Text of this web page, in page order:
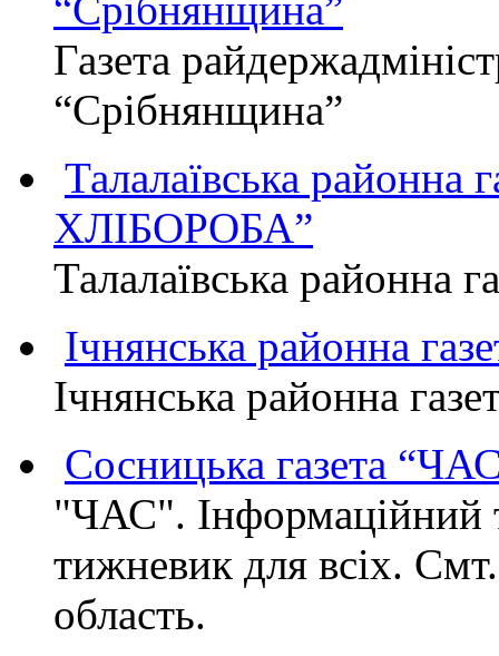
Газета
“Срібнянщина”
Талалаївська
ХЛІБОРОБА”
Талалаївська
Ічнянська районна
Ічнянська районна
Сосницька газета
"ЧАС". Інформаційний
тижневик для всіх.
область.